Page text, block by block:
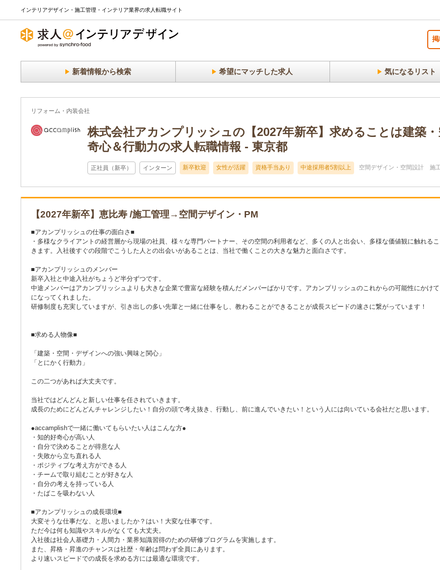
インテリアデザイン・施工管理・インテリア業界の求人転職サイト
新着情報から検索 希望にマッチした求人 気になるリスト
リフォーム・内装会社
株式会社アカンプリッシュの【2027年新卒】求めることは建築
奇心＆行動力の求人転職情報 - 東京都
正社員（新卒） インターン 新卒歓迎 女性が活躍 資格手当あり 中途採用者5割以上 空間デザイン・空間設計 施
【2027年新卒】恵比寿 /施工管理→空間デザイン・PM
■アカンプリッシュの仕事の面白さ■
・多様なクライアントの経営層から現場の社員、様々な専門パートナー、その空間の利用者など、多くの人と出会い、多様な価値観に触れる
きます。入社後すぐの段階でこうした人との出会いがあることは、当社で働くことの大きな魅力と面白さです。
■アカンプリッシュのメンバー
新卒入社と中途入社がちょうど半分ずつです。
中途メンバーはアカンプリッシュよりも大きな企業で豊富な経験を積んだメンバーばかりです。アカンプリッシュのこれからの可能性にかけ
になってくれました。
研修制度も充実していますが、引き出しの多い先輩と一緒に仕事をし、教わることができることが成長スピードの速さに繋がっています！
■求める人物像■
「建築・空間・デザインへの強い興味と関心」
「とにかく行動力」
この二つがあれば大丈夫です。
当社ではどんどんと新しい仕事を任されていきます。
成長のためにどんどんチャレンジしたい！自分の頭で考え抜き、行動し、前に進んでいきたい！という人には向いている会社だと思います。
●accamplishで一緒に働いてもらいたい人はこんな方●
・知的好奇心が高い人
・自分で決めることが得意な人
・失敗から立ち直れる人
・ポジティブな考え方ができる人
・チームで取り組むことが好きな人
・自分の考えを持っている人
・たばこを吸わない人
■アカンプリッシュの成長環境■
大変そうな仕事だな、と思いましたか？はい！大変な仕事です。
ただ今は何も知識やスキルがなくても大丈夫。
入社後は社会人基礎力・人間力・業界知識習得のための研修プログラムを実施します。
また、昇格・昇進のチャンスは社歴・年齢は問わず全員にあります。
より速いスピードでの成長を求める方には最適な環境です。